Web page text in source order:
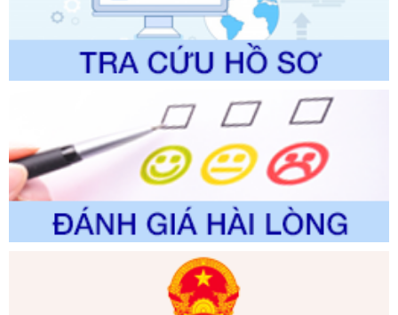
Số kí hiệu:2310/QĐ-UBND
Tên: Về việc công bố Danh mục thủ tục hành chính sửa
đổi, bổ sung và phê duyệt Quy trình nội bộ, quy trình điện tử
trong giải quyết thủtục hành chính lĩnh vực biến đổi khí hậu
thuộc phạm vi giải quyết của Sở Nông nghiệp và Môi
Ngày ban hành: 01/06/2026
Số kí hiệu:2300/QĐ-UBND
Tên: V/v công bố danh mục thủ tục hành chính được sửa
đổi, bổ sung và phê duyệt quy trình nội bộ, quy trình điện tử
giải quyết thủ tục hành chính trong lĩnh vực Luật sư thuộc
phạm vi chức năng quản lý của Sở Tư pháp
Ngày ban hành: 01/06/2026
351/2025/NĐ-CP
Tên: Nghị định số 351/2025/NĐ-CP của Chính phủ: Quy